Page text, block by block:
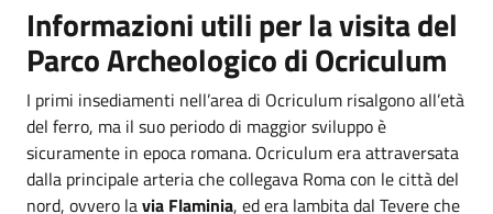
Informazioni utili per la visita del
Parco Archeologico di Ocriculum
I primi insediamenti nell’area di Ocriculum risalgono all’età
del ferro, ma il suo periodo di maggior sviluppo è
sicuramente in epoca romana. Ocriculum era attraversata
dalla principale arteria che collegava Roma con le città del
nord, ovvero lavia Flaminia, ed era lambita dal Tevere che